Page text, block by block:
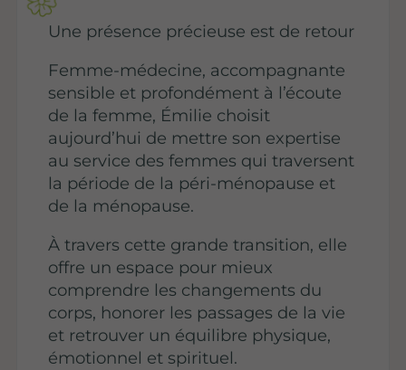
Une présence précieuse est de retour
Femme-médecine, accompagnante
sensible et profondément à l’écoute
de la femme, Émilie choisit
aujourd’hui de mettre son expertise
au service des femmes qui traversent
la période de la péri-ménopause et
de la ménopause.
À travers cette grande transition, elle
offre un espace pour mieux
comprendre les changements du
corps, honorer les passages de la vie
et retrouver un équilibre physique,
émotionnel et spirituel.